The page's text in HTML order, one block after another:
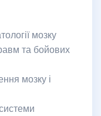
мозку
та бойових
мозку і